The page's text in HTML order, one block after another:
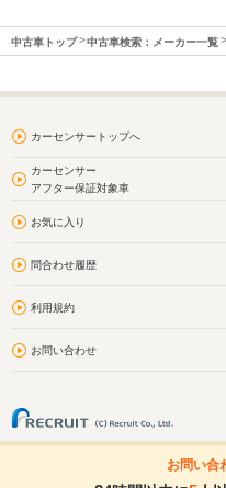
中古車トップ 中古車検索：メーカー一覧
カーセンサートップへ
カーセンサー
アフター保証対象車
お気に入り
問合わせ履歴
利用規約
お問い合わせ
お問い合